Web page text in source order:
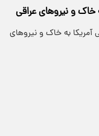
و نیروهای عراقی
آمریکا به خاک و نیروهای